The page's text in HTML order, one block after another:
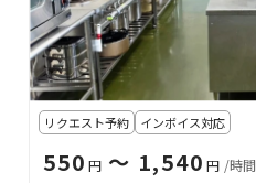
リクエスト予約 インボイス対応
550 円 〜 1,540 円 /時間